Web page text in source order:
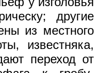
другие
из местного
известняка,
переход от